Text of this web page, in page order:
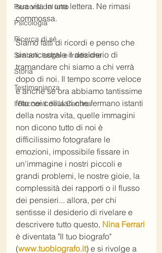
Percorsi del lutto
Psicologia
Ricerca di sé
Simboli, luoghi e tradizione
Storia
Testimonianza
I Racconti della Cantina
sua vita in una lettera. Ne rimasi
commossa.
Siamo fatti di ricordi e penso che
sia ancestrale il desiderio di
tramandare chi siamo a chi verrà
dopo di noi. Il tempo scorre veloce
e anche se ora abbiamo tantissime
foto nei cellulari che fermano istanti
della nostra vita, quelle immagini
non dicono tutto di noi è
difficilissimo fotografare le
emozioni, impossibile fissare in
un'immagine i nostri piccoli e
grandi problemi, le nostre gioie, la
complessità dei rapporti o il flusso
dei pensieri... allora, per chi
sentisse il desiderio di rivelare e
descrivere tutto questo, Nina Ferrari
è diventata "Il tuo biografo"
(www.tuobiografo.it) e si rivolge a